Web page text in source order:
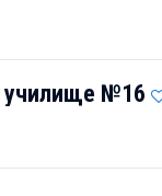
училище №16